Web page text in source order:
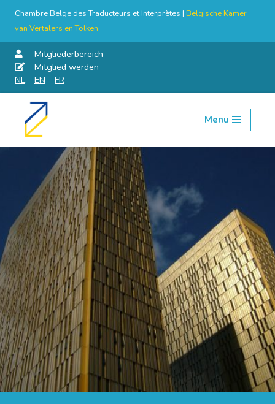
Chambre Belge des Traducteurs et Interprètes | Belgische Kamer
van Vertalers en Tolken
Mitgliederbereich
Mitglied werden
NL
EN FR
Skip
Menu